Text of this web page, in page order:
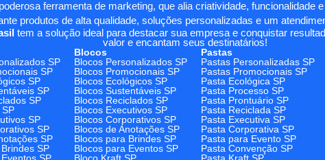
ferramenta de marketing, que alia criatividade, funcionalidade
produtos de alta qualidade, soluções personalizadas e um
tem a solução ideal para destacar sua empresa e conquistar
valor e encantam seus destinatários!
Blocos Pastas
SP Blocos Personalizados SP Pastas Personalizadas SP
SP Blocos Promocionais SP Pastas Promocionais SP
SP Blocos Ecológicos SP Pasta Ecológica SP
SP Blocos Sustentáveis SP Pasta Processo SP
SP Blocos Reciclados SP Pasta Prontuário SP
Blocos Executivos SP Pasta Reciclada SP
SP Blocos Corporativos SP Pasta Executiva SP
SP Blocos de Anotações SP Pasta Corporativa SP
SP Blocos para Brindes SP Pasta para Evento SP
SP Blocos para Eventos SP Pasta Convenção SP